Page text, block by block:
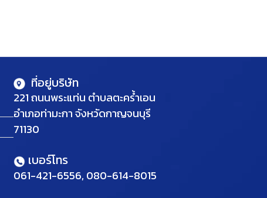
ที่อยู่บริษัท
221 ถนนพระแท่น ตำบลตะคร้ำเอน
อำเภอท่ามะกา จังหวัดกาญจนบุรี
71130
เบอร์โทร
061-421-6556, 080-614-8015